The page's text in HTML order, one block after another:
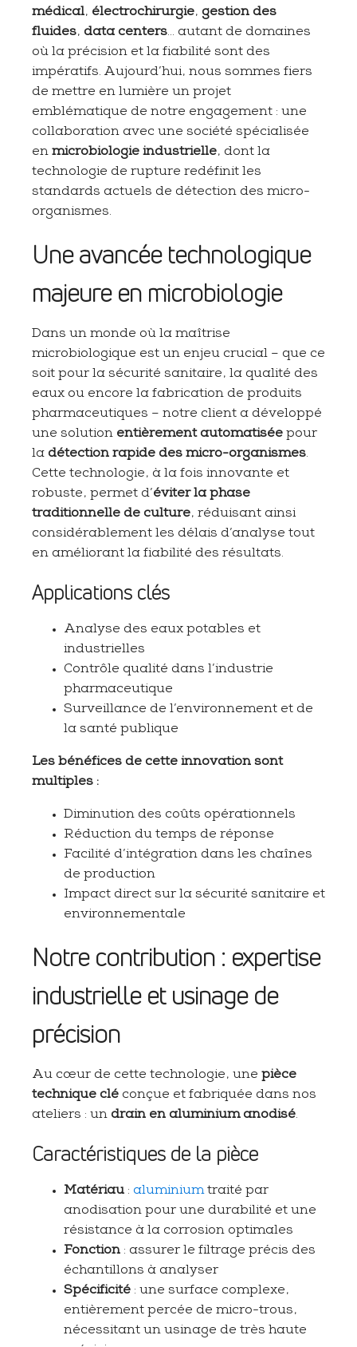
médical, électrochirurgie, gestion des
fluides, data centers... autant de domaines
où la précision et la fiabilité sont des
impératifs. Aujourd’hui, nous sommes fiers
de mettre en lumière un projet
emblématique de notre engagement : une
collaboration avec une société spécialisée
en microbiologie industrielle, dont la
technologie de rupture redéfinit les
standards actuels de détection des micro-
organismes.
Une avancée technologique
majeure en microbiologie
Dans un monde où la maîtrise
microbiologique est un enjeu crucial – que ce
soit pour la sécurité sanitaire, la qualité des
eaux ou encore la fabrication de produits
pharmaceutiques – notre client a développé
une solution entièrement automatisée pour
la détection rapide des micro-organismes.
Cette technologie, à la fois innovante et
robuste, permet d’éviter la phase
traditionnelle de culture, réduisant ainsi
considérablement les délais d’analyse tout
en améliorant la fiabilité des résultats.
Applications clés
Analyse des eaux potables et
industrielles
Contrôle qualité dans l’industrie
pharmaceutique
Surveillance de l’environnement et de
la santé publique
Les bénéfices de cette innovation sont
multiples :
Diminution des coûts opérationnels
Réduction du temps de réponse
Facilité d’intégration dans les chaînes
de production
Impact direct sur la sécurité sanitaire et
environnementale
Notre contribution : expertise
industrielle et usinage de
précision
Au cœur de cette technologie, une pièce
technique clé conçue et fabriquée dans nos
ateliers : un drain en aluminium anodisé.
Caractéristiques de la pièce
Matériau : aluminiumtraité par
anodisation pour une durabilité et une
résistance à la corrosion optimales
Fonction : assurer le filtrage précis des
échantillons à analyser
Spécificité : une surface complexe,
entièrement percée de micro-trous,
nécessitant un usinage de très haute